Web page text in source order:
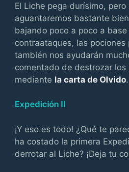
El Liche pega durísimo, pero
aguantaremos bastante
bajando poco a poco a
contraataques, las pociones
también nos ayudarán
comentado de destrozar los
mediante la carta de Olvido.
Expedición II
¡Y eso es todo! ¿Qué te
ha costado la primera
derrotar al Liche? ¡Deja tu